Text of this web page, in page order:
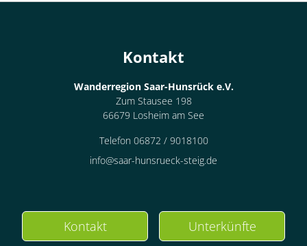
Kontakt
Wanderregion Saar-Hunsrück e.V.
Zum Stausee 198
66679 Losheim am See
Telefon 06872 / 9018100
info@saar-hunsrueck-steig.de
Kontakt Unterkünfte